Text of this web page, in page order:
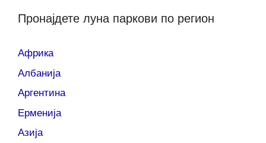
Пронајдете луна паркови по регион
Африка
Албанија
Аргентина
Ерменија
Азија